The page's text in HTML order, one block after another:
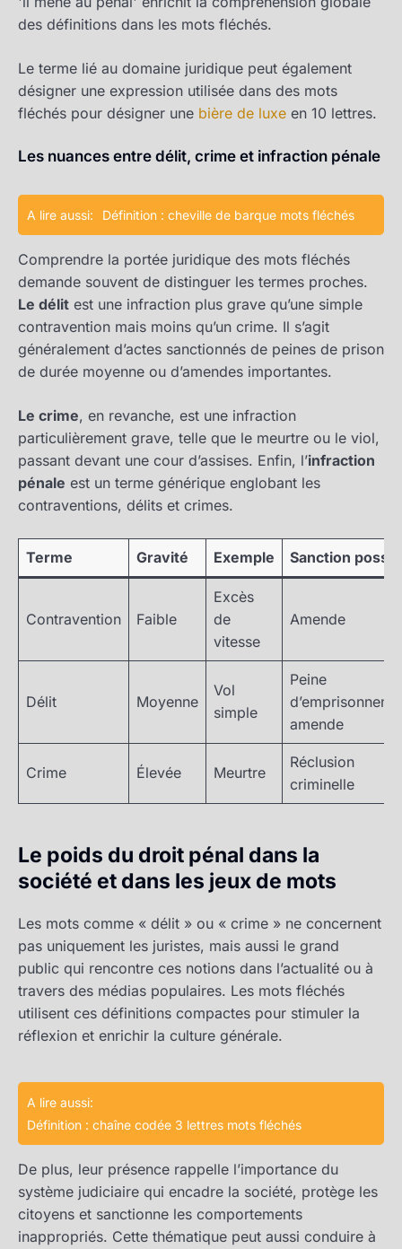
des définitions dans les mots fléchés.
Le terme lié au domaine juridique peut également
désigner une expression utilisée dans des mots
fléchés pour désigner une bière de luxe en 10 lettres.
Les nuances entre délit, crime et infraction pénale
A lire aussi: Définition : cheville de barque mots fléchés
Comprendre la portée juridique des mots fléchés
demande souvent de distinguer les termes proches.
Le délit est une infraction plus grave qu’une simple
contravention mais moins qu’un crime. Il s’agit
généralement d’actes sanctionnés de peines de prison
de durée moyenne ou d’amendes importantes.
Le crime, en revanche, est une infraction
particulièrement grave, telle que le meurtre ou le viol,
passant devant une cour d’assises. Enfin, l’infraction
pénale est un terme générique englobant les
contraventions, délits et crimes.
Terme Gravité Exemple Sanction
Contravention Faible
Excès
de
vitesse
Amende
Délit Moyenne
Vol
simple
Peine
amende
Crime Élevée Meurtre
Réclusion
criminelle
Le poids du droit pénal dans la
société et dans les jeux de mots
Les mots comme « délit » ou « crime » ne concernent
pas uniquement les juristes, mais aussi le grand
public qui rencontre ces notions dans l’actualité ou à
travers des médias populaires. Les mots fléchés
utilisent ces définitions compactes pour stimuler la
réflexion et enrichir la culture générale.
A lire aussi:
Définition : chaîne codée 3 lettres mots fléchés
De plus, leur présence rappelle l’importance du
système judiciaire qui encadre la société, protège les
citoyens et sanctionne les comportements
inappropriés. Cette thématique peut aussi conduire à